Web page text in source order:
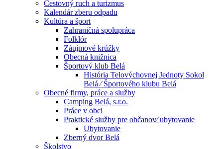
Cestovný ruch a turizmus
Kalendár zberu odpadu
Kultúra a šport
Zahraničná spolupráca
Folklór
Záujmové krúžky
Obecná knižnica
Športový klub Belá
História Telovýchovnej Jednoty Sokol
Belá ⁄ Športového klubu Belá
Obecné firmy, práce a služby
Camping Belá, s.r.o.
Práce v obci
Praktické služby pre občanov⁄ ubytovanie
Ubytovanie
Zberný dvor Belá
Školstvo